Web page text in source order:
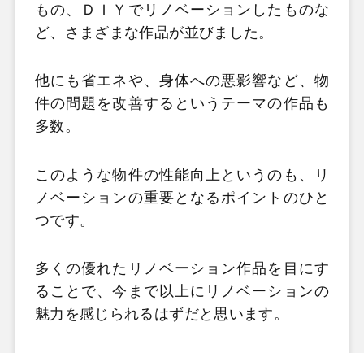
もの、ＤＩＹでリノベーションしたものな
ど、さまざまな作品が並びました。
他にも省エネや、身体への悪影響など、物
件の問題を改善するというテーマの作品も
多数。
このような物件の性能向上というのも、リ
ノベーションの重要となるポイントのひと
つです。
多くの優れたリノベーション作品を目にす
ることで、今まで以上にリノベーションの
魅力を感じられるはずだと思います。